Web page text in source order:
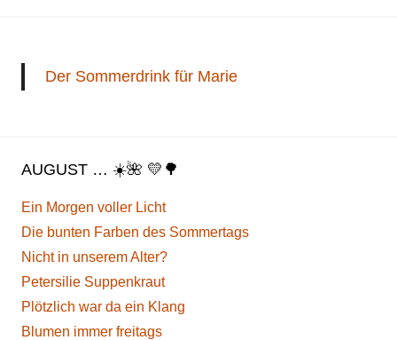
Der Sommerdrink für Marie
AUGUST … ☀️🌺 💛🌳
Ein Morgen voller Licht
Die bunten Farben des Sommertags
Nicht in unserem Alter?
Petersilie Suppenkraut
Plötzlich war da ein Klang
Blumen immer freitags